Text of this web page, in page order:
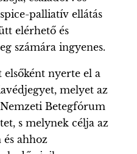
palliatív ellátás
elérhető és
számára ingyenes.
elsőként nyerte el a
melyet az
Betegfórum
s melynek célja az
és ahhoz